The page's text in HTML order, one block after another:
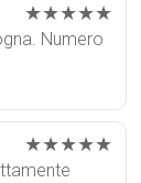
★★★★★
Numero
★★★★★